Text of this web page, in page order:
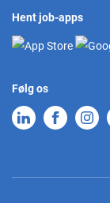
Hent job-apps
Følg os